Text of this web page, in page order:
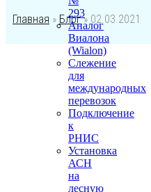
293
Аналог
Виалона
(Wialon)
Слежение
для
международных
перевозок
Подключение
к
РНИС
Установка
АСН
на
лесную
Главная » Блог» 02.03.2021